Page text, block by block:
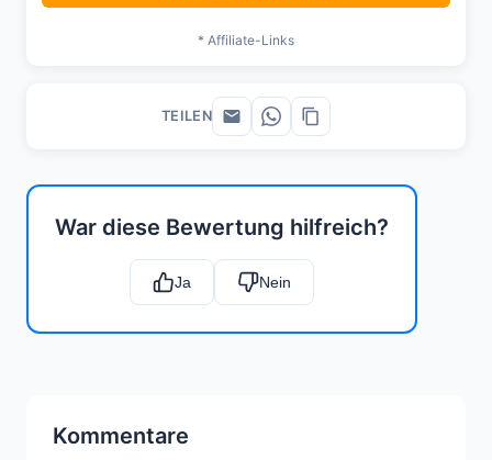
War diese Bewertung hilfreich?
Ja Nein
Kommentare
* Affiliate-Links
TEILEN